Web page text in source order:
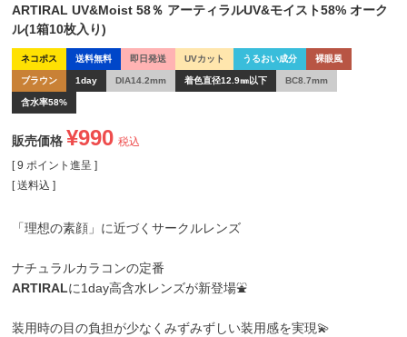
ARTIRAL UV&Moist 58％ アーティラルUV&モイスト58% オーク
ル(1箱10枚入り)
ネコポス 送料無料 即日発送 UVカット うるおい成分 裸眼風
ブラウン 1day DIA14.2mm 着色直径12.9㎜以下 BC8.7mm
含水率58%
販売価格 ¥990 税込
[ 9 ポイント進呈 ]
送料込
「理想の素顔」に近づくサークルレンズ
ナチュラルカラコンの定番
ARTIRALに1day高含水レンズが新登場⛲
装用時の目の負担が少なくみずみずしい装用感を実現💫